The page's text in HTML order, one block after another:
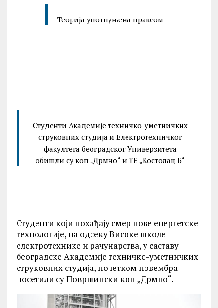
Теорија употпуњена праксом
Студенти Академије техничко-уметничких
струковних студија и Електротехничког
факултета београдског Универзитета
обишли су коп „Дрмно“ и ТЕ „Костолац Б“
Студенти који похађају смер нове енергетске
технологије, на одсеку Високe школе
електротехнике и рачунарства, у саставу
београдске Академије техничко-уметничких
струковних студија, почетком новембра
посетили су Површински коп „Дрмно“.